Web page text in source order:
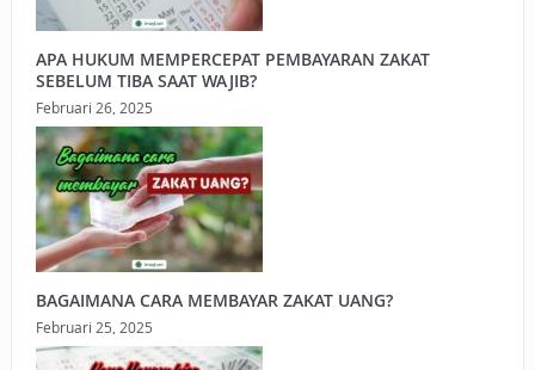
APA HUKUM MEMPERCEPAT PEMBAYARAN ZAKAT
SEBELUM TIBA SAAT WAJIB?
Februari 26, 2025
BAGAIMANA CARA MEMBAYAR ZAKAT UANG?
Februari 25, 2025